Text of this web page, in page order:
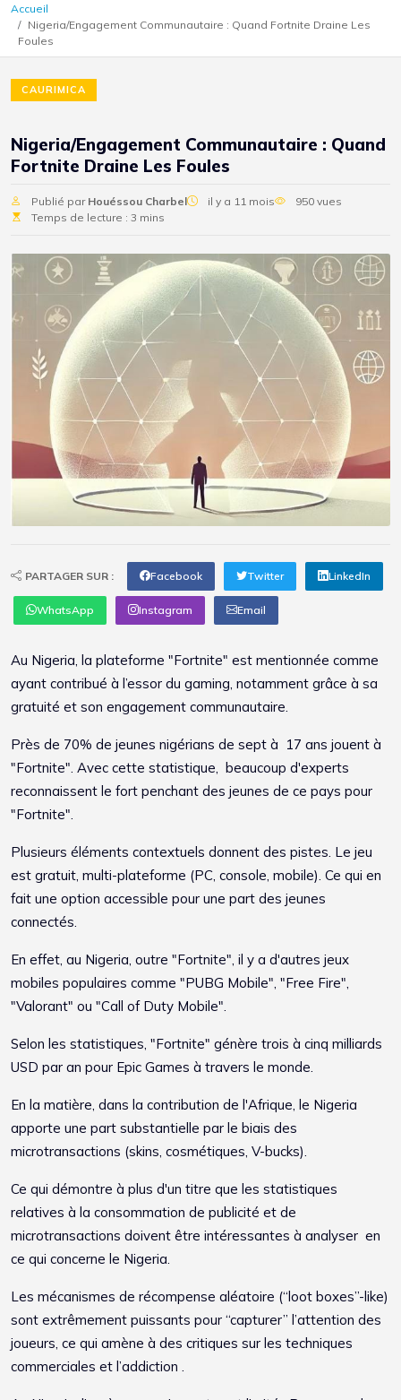
Accueil
Nigeria/Engagement Communautaire : Quand Fortnite Draine Les
Foules
CAURIMICA
Nigeria/Engagement Communautaire : Quand
Fortnite Draine Les Foules
Publié par Houéssou Charbel il y a 11 mois
950 vues
Temps de lecture : 3 mins
PARTAGER SUR : Facebook Twitter LinkedIn
WhatsApp Instagram Email
Au Nigeria, la plateforme "Fortnite" est mentionnée comme
ayant contribué à l’essor du gaming, notamment grâce à sa
gratuité et son engagement communautaire.
Près de 70% de jeunes nigérians de sept à 17 ans jouent à
"Fortnite". Avec cette statistique, beaucoup d'experts
reconnaissent le fort penchant des jeunes de ce pays pour
"Fortnite".
Plusieurs éléments contextuels donnent des pistes. Le jeu
est gratuit, multi-plateforme (PC, console, mobile). Ce qui en
fait une option accessible pour une part des jeunes
connectés.
En effet, au Nigeria, outre "Fortnite", il y a d'autres jeux
mobiles populaires comme "PUBG Mobile", "Free Fire",
"Valorant" ou "Call of Duty Mobile".
Selon les statistiques, "Fortnite" génère trois à cinq milliards
USD par an pour Epic Games à travers le monde.
En la matière, dans la contribution de l'Afrique, le Nigeria
apporte une part substantielle par le biais des
microtransactions (skins, cosmétiques, V-bucks).
Ce qui démontre à plus d'un titre que les statistiques
relatives à la consommation de publicité et de
microtransactions doivent être intéressantes à analyser en
ce qui concerne le Nigeria.
Les mécanismes de récompense aléatoire (“loot boxes”-like)
sont extrêmement puissants pour “capturer” l’attention des
joueurs, ce qui amène à des critiques sur les techniques
commerciales et l’addiction .